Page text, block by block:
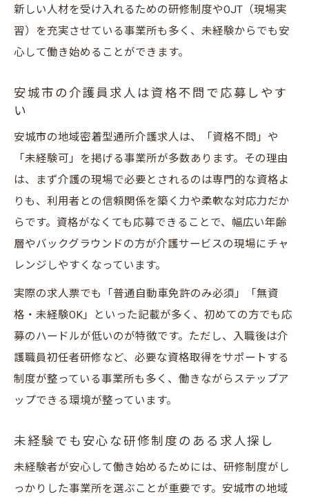
新しい人材を受け入れるための研修制度やOJT（現場実
習）を充実させている事業所も多く、未経験からでも安
心して働き始めることができます。
安城市の介護員求人は資格不問で応募しやす
い
安城市の地域密着型通所介護求人は、「資格不問」や
「未経験可」を掲げる事業所が多数あります。その理由
は、まず介護の現場で必要とされるのは専門的な資格よ
りも、利用者との信頼関係を築く力や柔軟な対応力だか
らです。資格がなくても応募できることで、幅広い年齢
層やバックグラウンドの方が介護サービスの現場にチャ
レンジしやすくなっています。
実際の求人票でも「普通自動車免許のみ必須」「無資
格・未経験OK」といった記載が多く、初めての方でも応
募のハードルが低いのが特徴です。ただし、入職後は介
護職員初任者研修など、必要な資格取得をサポートする
制度が整っている事業所も多く、働きながらステップア
ップできる環境が整っています。
未経験でも安心な研修制度のある求人探し
未経験者が安心して働き始めるためには、研修制度がし
っかりした事業所を選ぶことが重要です。安城市の地域